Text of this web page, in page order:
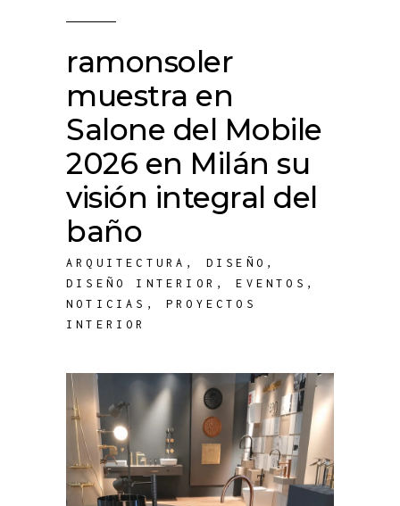
ramonsoler
muestra en
Salone del Mobile
2026 en Milán su
visión integral del
baño
ARQUITECTURA , DISEÑO ,
DISEÑO INTERIOR ,EVENTOS ,
NOTICIAS ,PROYECTOS
INTERIOR